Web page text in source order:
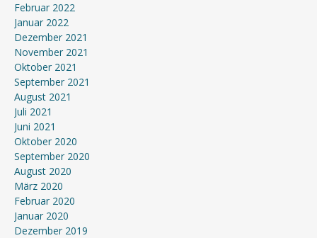
Februar 2022
Januar 2022
Dezember 2021
November 2021
Oktober 2021
September 2021
August 2021
Juli 2021
Juni 2021
Oktober 2020
September 2020
August 2020
März 2020
Februar 2020
Januar 2020
Dezember 2019